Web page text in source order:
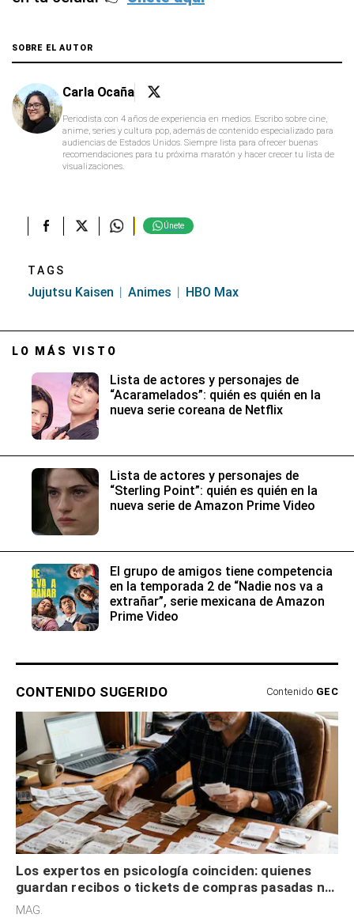
SOBRE EL AUTOR
Carla Ocaña
Periodista con 4 años de experiencia en medios. Escribo sobre cine,
anime, series y cultura pop, además de contenido especializado para
audiencias de Estados Unidos. Siempre lista para ofrecer buenas
recomendaciones para tu próxima maratón y hacer crecer tu lista de
visualizaciones.
Únete
TAGS
Jujutsu Kaisen Animes HBO Max
LO MÁS VISTO
Lista de actores y personajes de
“Acaramelados”: quién es quién en la
nueva serie coreana de Netflix
Lista de actores y personajes de
“Sterling Point”: quién es quién en la
nueva serie de Amazon Prime Video
El grupo de amigos tiene competencia
en la temporada 2 de “Nadie nos va a
extrañar”, serie mexicana de Amazon
Prime Video
CONTENIDO SUGERIDO Contenido GEC
Los expertos en psicología coinciden: quienes
guardan recibos o tickets de compras pasadas no
son acumuladores, sino que tienen necesidad de
MAG.